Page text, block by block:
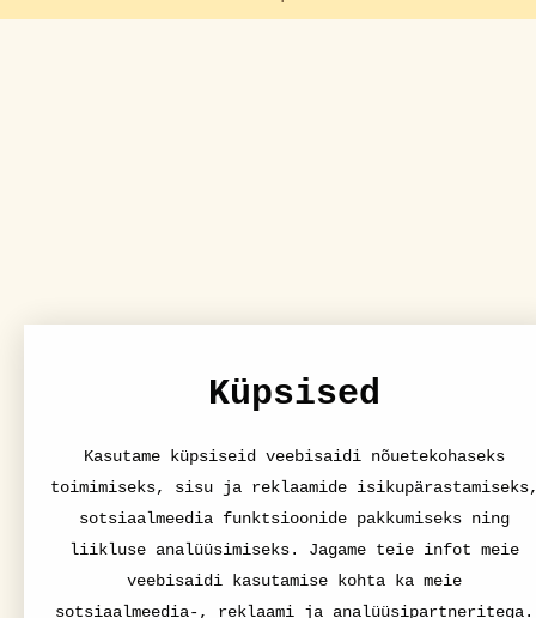
Küpsised
Kasutame küpsiseid veebisaidi nõuetekohaseks
toimimiseks, sisu ja reklaamide
sotsiaalmeedia funktsioonide pakkumiseks ning
liikluse analüüsimiseks. Jagame teie infot meie
veebisaidi kasutamise kohta ka meie
sotsiaalmeedia-, reklaami ja analüüsipartneritega.